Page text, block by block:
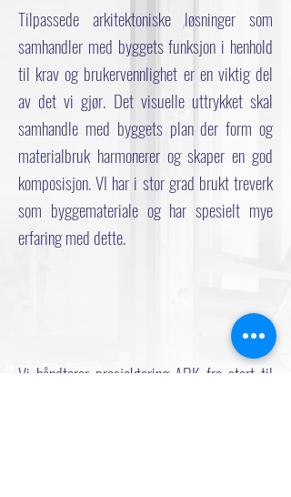
Tilpassede arkitektoniske løsninger som
samhandler med byggets funksjon i henhold
til krav og brukervennlighet er en viktig del
av det vi gjør. Det visuelle uttrykket skal
samhandle med byggets plan der form og
materialbruk harmonerer og skaper en god
komposisjon. VI har i stor grad brukt treverk
som byggemateriale og har spesielt mye
erfaring med dette.
Vi håndterer prosjektering ARK fra start til